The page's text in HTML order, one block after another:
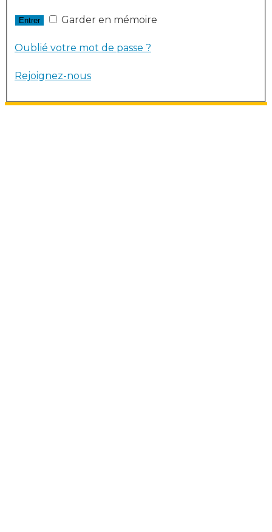
Garder en mémoire
Oublié votre mot de passe ?
Rejoignez-nous